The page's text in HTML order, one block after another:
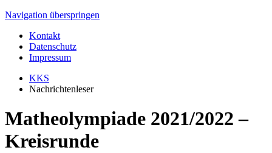
Navigation überspringen
Kontakt
Datenschutz
Impressum
KKS
Nachrichtenleser
Matheolympiade 2021/2022 –
Kreisrunde